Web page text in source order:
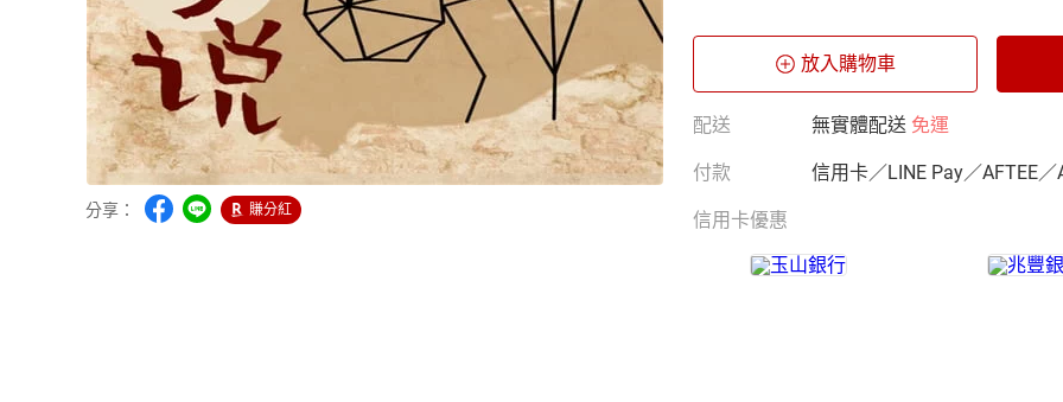
分享： 賺分紅
放入購物車
配送 無實體配送 免運
付款 信用卡／LINE Pay／AFTEE／
信用卡優惠